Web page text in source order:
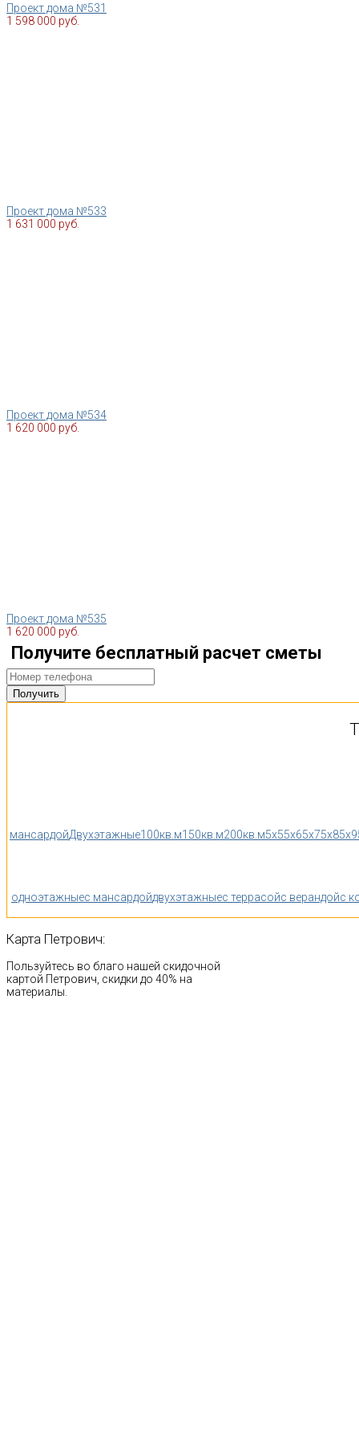
Проект дома №531
1 598 000 руб.
Проект дома №533
1 631 000 руб.
Проект дома №534
1 620 000 руб.
Проект дома №535
1 620 000 руб.
Получите бесплатный расчет сметы
мансардойДвухэтажные100кв.м150кв.м200кв.м5x55x65x75x85x9
одноэтажныес мансардойдвухэтажныес террасойс верандойс
Карта Петрович:
Пользуйтесь во благо нашей скидочной
картой Петрович, скидки до 40% на
материалы.